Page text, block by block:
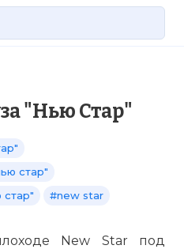
"Нью Стар"
стар"
стар"
#new star
New Star под